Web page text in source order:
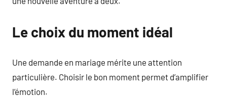
Le choix du moment idéal
Une demande en mariage mérite une attention
particulière. Choisir le bon moment permet d’amplifier
l’émotion.